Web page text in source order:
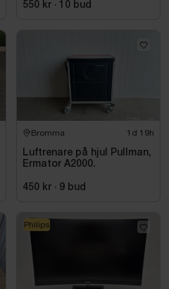
550 kr · 10 bud
Bromma 1d 19h
Luftrenare på hjul Pullman,
Ermator A2000.
450 kr · 9 bud
Philips